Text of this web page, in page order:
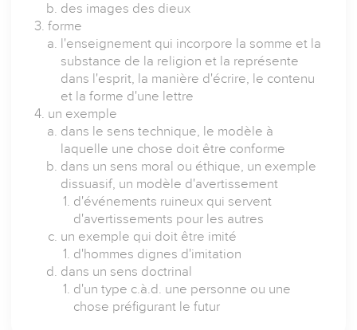
des images des dieux
forme
l'enseignement qui incorpore la somme et la
substance de la religion et la représente
dans l'esprit, la manière d'écrire, le contenu
et la forme d'une lettre
un exemple
dans le sens technique, le modèle à
laquelle une chose doit être conforme
dans un sens moral ou éthique, un exemple
dissuasif, un modèle d'avertissement
d'événements ruineux qui servent
d'avertissements pour les autres
un exemple qui doit être imité
d'hommes dignes d'imitation
dans un sens doctrinal
d'un type c.à.d. une personne ou une
chose préfigurant le futur